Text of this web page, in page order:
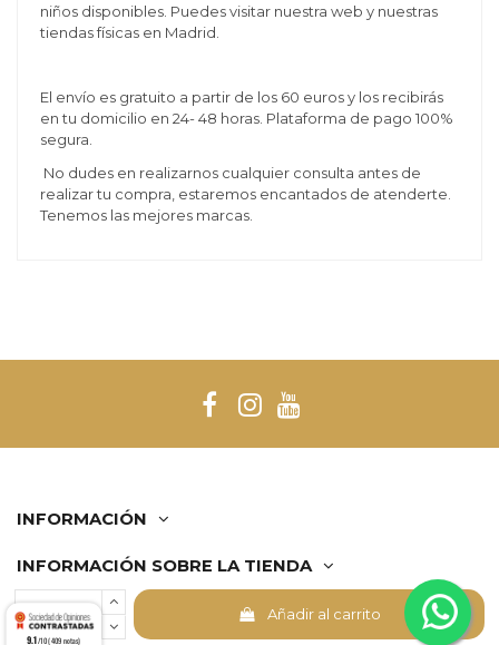
Añadir al carrito
niños disponibles. Puedes visitar nuestra web y nuestras
tiendas físicas en Madrid.
El envío es gratuito a partir de los 60 euros y los recibirás
en tu domicilio en 24- 48 horas. Plataforma de pago 100%
segura.
No dudes en realizarnos cualquier consulta antes de
realizar tu compra, estaremos encantados de atenderte.
Tenemos las mejores marcas.
INFORMACIÓN
INFORMACIÓN SOBRE LA TIENDA
Comerciante aprobado por la Sociedad de Opiniones
Contrastadas, haga clic aquí para mostrar el certificado.
9.1/10 (409 notas)